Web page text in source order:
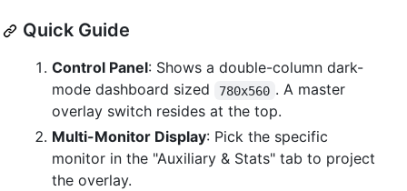
Quick Guide
Control Panel: Shows a double-column dark-
mode dashboard sized
780x560 . A master
overlay switch resides at the top.
Multi-Monitor Display: Pick the specific
monitor in the "Auxiliary & Stats" tab to project
the overlay.